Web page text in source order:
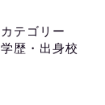
カテゴリー
学歴・出身校